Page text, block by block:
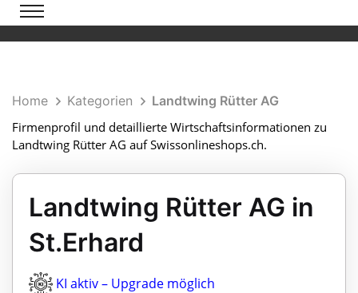
Home Kategorien
Landtwing Rütter AG
Firmenprofil und detaillierte Wirtschaftsinformationen zu
Landtwing Rütter AG auf Swissonlineshops.ch.
Landtwing Rütter AG in
St.Erhard
KI aktiv – Upgrade möglich